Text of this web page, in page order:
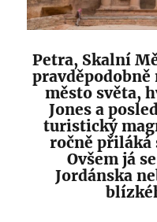
Petra, Skalní
město světa,
Jones a
turistický
ročně
Ovšem já
Jordánska